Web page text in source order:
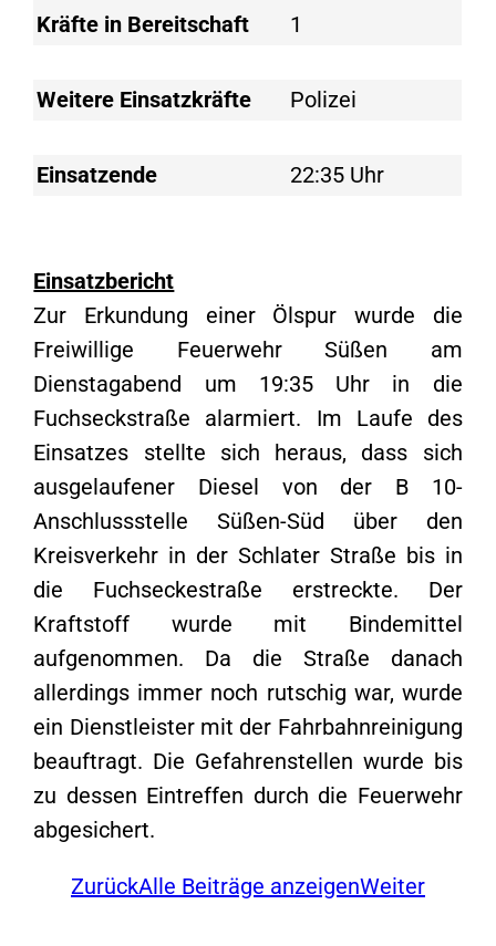
Kräfte in Bereitschaft 1
Weitere Einsatzkräfte Polizei
Einsatzende 22:35 Uhr
Einsatzbericht
Zur Erkundung einer Ölspur wurde die
Freiwillige Feuerwehr Süßen am
Dienstagabend um 19:35 Uhr in die
Fuchseckstraße alarmiert. Im Laufe des
Einsatzes stellte sich heraus, dass sich
ausgelaufener Diesel von der B 10-
Anschlussstelle Süßen-Süd über den
Kreisverkehr in der Schlater Straße bis in
die Fuchseckestraße erstreckte. Der
Kraftstoff wurde mit Bindemittel
aufgenommen. Da die Straße danach
allerdings immer noch rutschig war, wurde
ein Dienstleister mit der Fahrbahnreinigung
beauftragt. Die Gefahrenstellen wurde bis
zu dessen Eintreffen durch die Feuerwehr
abgesichert.
ZurückAlle Beiträge anzeigenWeiter